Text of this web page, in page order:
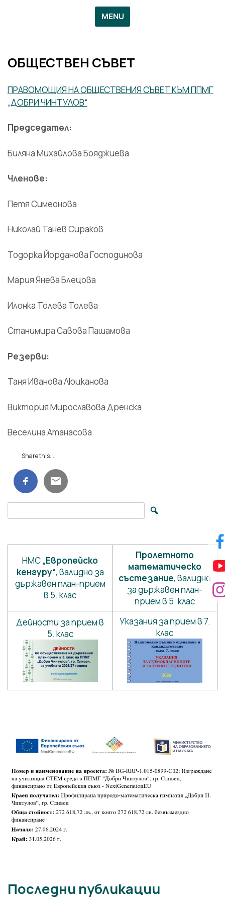
MENU
ОБЩЕСТВЕН СЪВЕТ
ПРAВОМОЩИЯ НА ОБЩЕСТВЕНИЯ СЪВЕТ КЪМ ППМГ
„ДОБРИ ЧИНТУЛОВ“
Председател:
Биляна Михайлова Бояджиева
Членове:
Петя Симеонова
Николай Танев Сираков
Тодорка Йорданова Господинова
Мария Янева Блецова
Илонка Толева Толева
Станимира Савова Пашамова
Резерви:
Таня Иванова Люцканова
Виктория Мирославова Дренска
Веселина Атанасова
Share this...
Search for:
НМС„Европейско
кенгуру“, валидно за
държавен план-прием
в 5. клас
Пролетното
математическо
състезание, валидно
за държавен план-
прием в 5. клас
Дейности за прием в
5. клас
Указания за прием в 7.
клас
Последни публикации